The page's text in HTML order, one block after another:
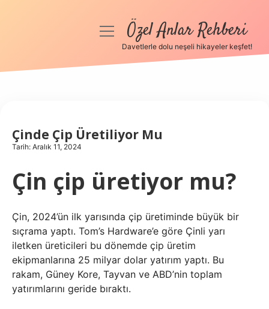
Anasayfa
Hakkımızda
menüyüÖzel Anlar Rehberi
Davetlerle dolu neşeli hikayeler keşfet!
Çinde Çip Üretiliyor Mu
Tarih: Aralık 11, 2024
Çin çip üretiyor mu?
Çin, 2024’ün ilk yarısında çip üretiminde büyük bir
sıçrama yaptı. Tom’s Hardware’e göre Çinli yarı
iletken üreticileri bu dönemde çip üretim
ekipmanlarına 25 milyar dolar yatırım yaptı. Bu
rakam, Güney Kore, Tayvan ve ABD’nin toplam
yatırımlarını geride bıraktı.